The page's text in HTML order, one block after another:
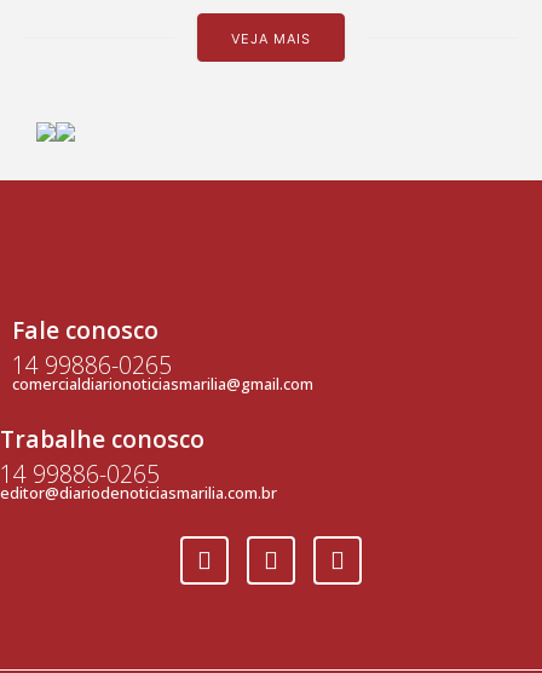
VEJA MAIS
Fale conosco
14 99886-0265
comercialdiarionoticiasmarilia@gmail.com
Trabalhe conosco
14 99886-0265
editor@diariodenoticiasmarilia.com.br